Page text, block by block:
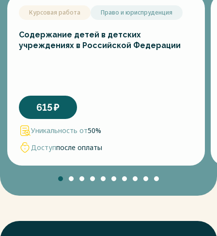
Курсовая работа Право и юриспруденция
Содержание детей в детских
учреждениях в Российской Федерации
615₽
Уникальность от50%
Доступпосле оплаты